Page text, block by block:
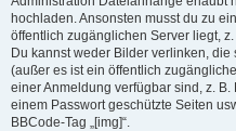
hochladen. Ansonsten musst du zu
öffentlich zugänglichen Server liegt,
Du kannst weder Bilder verlinken,
(außer es ist ein öffentlich
einer Anmeldung verfügbar sind, z.
einem Passwort geschützte Seiten
BBCode-Tag „[img]“.